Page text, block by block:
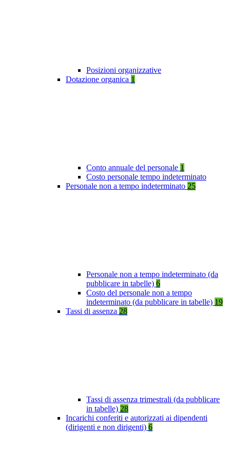
Posizioni organizzative
Dotazione organica 1
Conto annuale del personale 1
Costo personale tempo indeterminato
Personale non a tempo indeterminato 25
Personale non a tempo indeterminato (da
pubblicare in tabelle) 6
Costo del personale non a tempo
indeterminato (da pubblicare in tabelle) 19
Tassi di assenza 28
Tassi di assenza trimestrali (da pubblicare
in tabelle) 28
Incarichi conferiti e autorizzati ai dipendenti
(dirigenti e non dirigenti) 6